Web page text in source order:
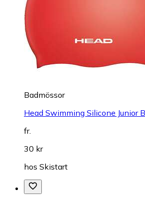
Badmössor
Head Swimming Silicone Junior
fr.
30 kr
hos Skistart